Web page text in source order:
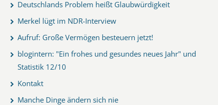
Deutschlands Problem heißt Glaubwürdigkeit
Merkel lügt im NDR-Interview
Aufruf: Große Vermögen besteuern jetzt!
blogintern: "Ein frohes und gesundes neues Jahr" und
Statistik 12/10
Kontakt
Manche Dinge ändern sich nie